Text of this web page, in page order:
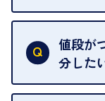
査定額は
中古市場
わること
値段が
分した
再販不可